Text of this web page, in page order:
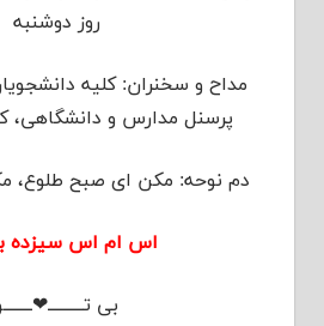
ﺭﻭﺯ دوشنبه
ﻣﺪﺍﺡ ﻭ ﺳﺨﻨﺮﺍﻥ: ﮐﻠﯿﻪ
ﭘﺮﺳﻨﻞ ﻣﺪﺍﺭﺱ ﻭ ﺩﺍﻧﺸﮕﺎﻫﯽ،
ﺩﻡ ﻧﻮﺣﻪ: ﻣﮑﻦ ﺍﯼ ﺻﺒﺢ ﻃﻠﻮﻉ،
اس ام اس سیزده
ﺑﯽ